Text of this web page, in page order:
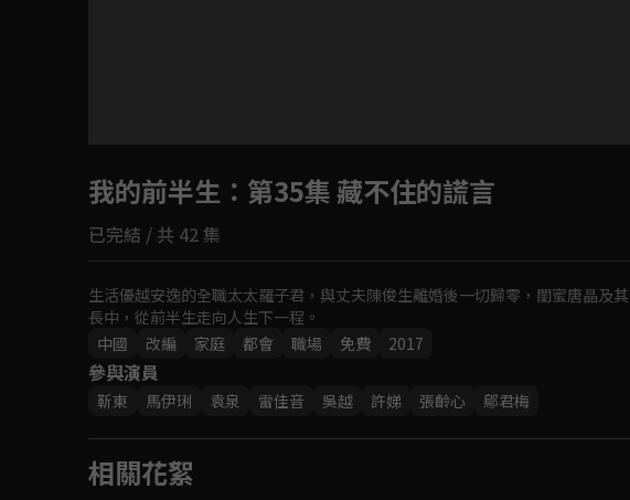
Play
如有不便請見諒
我的前半生 ：第35集 藏不住的謊言
已完結 / 共 42 集
生活優越安逸的全職太太羅子君，與丈夫陳俊生離婚後一切歸零，閨蜜唐晶及
長中，從前半生走向人生下一程。
中國
改編 家庭 都會 職場 免費 2017
參與演員
靳東 馬伊琍 袁泉 雷佳音 吳越 許娣 張齡心 鄔君梅
相關花絮